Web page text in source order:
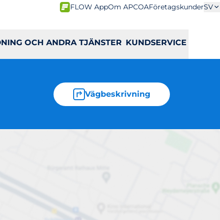
FLOW AppOm APCOAFöretagskunderSV
OCH ANDRA TJÄNSTER KUNDSERVICE
Vägbeskrivning